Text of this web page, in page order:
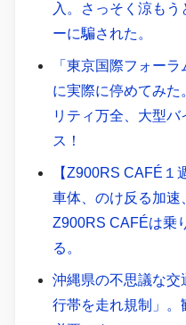
入。さっそく涼も
ーに騙された。
「東京国際フォー
に実際に停めてみた
リティ万全、大型
ス！
【Z900RS CAFÉ１
車体、のけ反る加速
Z900RS CAFÉは乗
る。
沖縄県の不思議な交
行帯を走れ規制」。